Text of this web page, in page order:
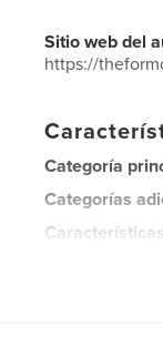
Sitio web del
https://
Categoría
Categorías